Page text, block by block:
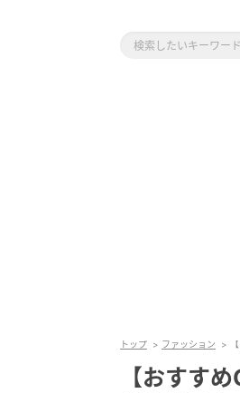
トップ ファッション
【おすす